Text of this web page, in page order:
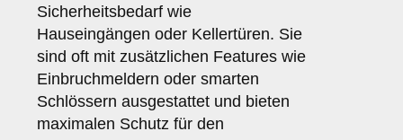
Sicherheitsbedarf wie
Hauseingängen oder Kellertüren. Sie
sind oft mit zusätzlichen Features wie
Einbruchmeldern oder smarten
Schlössern ausgestattet und bieten
maximalen Schutz für den